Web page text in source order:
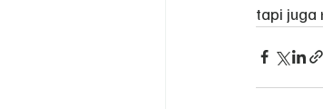
tapi juga